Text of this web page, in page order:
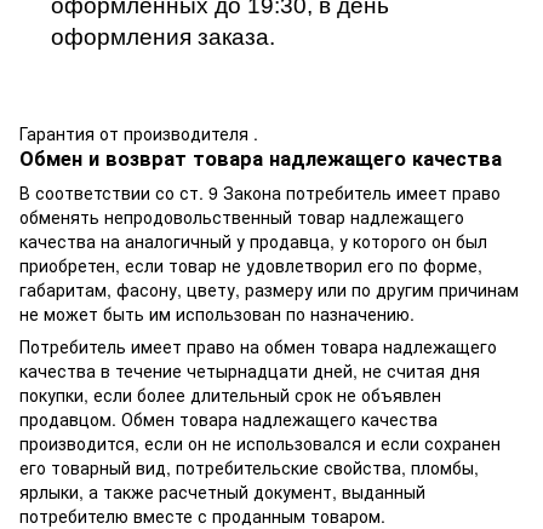
оформления заказа.
Гарантия от производителя .
Обмен и возврат товара надлежащего качества
В соответствии со ст. 9 Закона потребитель имеет право
обменять непродовольственный товар надлежащего
качества на аналогичный у продавца, у которого он был
приобретен, если товар не удовлетворил его по форме,
габаритам, фасону, цвету, размеру или по другим причинам
не может быть им использован по назначению.
Потребитель имеет право на обмен товара надлежащего
качества в течение четырнадцати дней, не считая дня
покупки, если более длительный срок не объявлен
продавцом. Обмен товара надлежащего качества
производится, если он не использовался и если сохранен
его товарный вид, потребительские свойства, пломбы,
ярлыки, а также расчетный документ, выданный
потребителю вместе с проданным товаром.